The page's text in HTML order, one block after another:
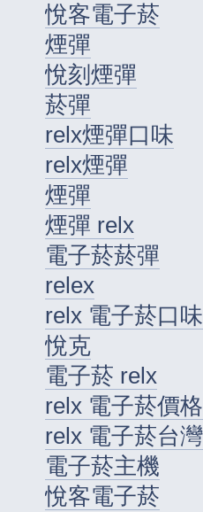
悅客電子菸
煙彈
悅刻煙彈
菸彈
relx煙彈口味
relx煙彈
煙彈
煙彈 relx
電子菸菸彈
relex
relx 電子菸口味
悅克
電子菸 relx
relx 電子菸價格
relx 電子菸台灣
電子菸主機
悅客電子菸